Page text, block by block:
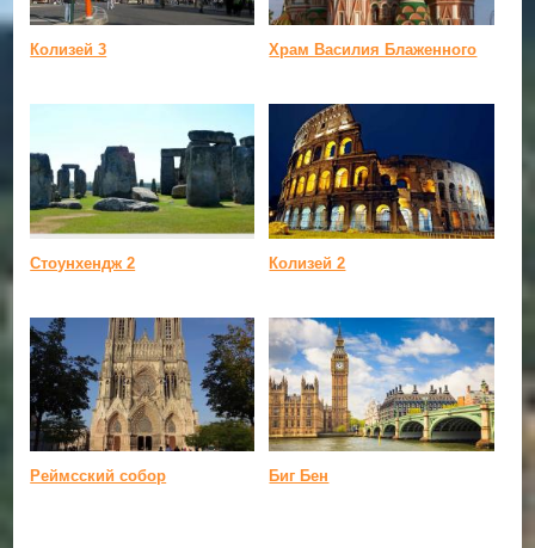
Колизей 3 Храм Василия Блаженного
Стоунхендж 2 Колизей 2
Реймсский собор Биг Бен